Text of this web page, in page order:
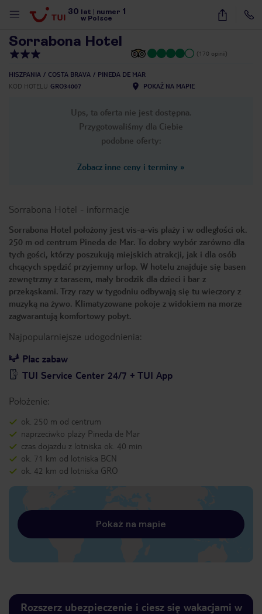
30 lat numer 1
w Polsce
22
Sorrabona Hotel
(170 opinii)
HISZPANIA COSTA BRAVA
PINEDA DE MAR
KOD HOTELU GRO34007 POKAŻ NA MAPIE
Ups, ta oferta nie jest dostępna.
Przygotowaliśmy dla Ciebie
podobne oferty:
Zobacz inne ceny i terminy »
Sorrabona Hotel - informacje
Sorrabona Hotel położony jest vis-a-vis plaży i w odległości ok.
250 m od centrum Pineda de Mar. To dobry wybór zarówno dla
tych gości, którzy poszukują miejskich atrakcji, jak i dla osób
chcących spędzić przyjemny urlop. W hotelu znajduje się basen
zewnętrzny z tarasem, mały brodzik dla dzieci i bar z
przekąskami. Trzy razy w tygodniu odbywają się tu wieczory z
muzyką na żywo. Klimatyzowane pokoje z widokiem na morze
zagwarantują komfortowy pobyt.
Najpopularniejsze udogodnienia:
Plac zabaw
TUI Service Center 24/7 + TUI App
Położenie:
ok. 250 m od centrum
naprzeciwko plaży Pineda de Mar
czas dojazdu z lotniska ok. 40 min
ok. 71 km od lotniska BCN
ok. 42 km od lotniska GRO
Pokaż na mapie
Rozszerz ubezpieczenie i ciesz się wakacjami w